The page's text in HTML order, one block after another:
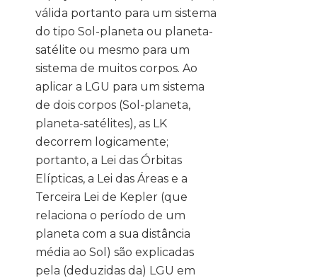
válida portanto para um sistema
do tipo Sol-planeta ou planeta-
satélite ou mesmo para um
sistema de muitos corpos. Ao
aplicar a LGU para um sistema
de dois corpos (Sol-planeta,
planeta-satélites), as LK
decorrem logicamente;
portanto, a Lei das Órbitas
Elípticas, a Lei das Áreas e a
Terceira Lei de Kepler (que
relaciona o período de um
planeta com a sua distância
média ao Sol) são explicadas
pela (deduzidas da) LGU em